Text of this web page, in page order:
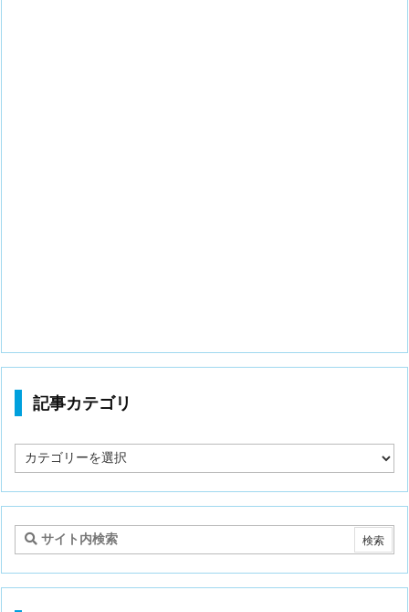
記事カテゴリ
事
テ
リ